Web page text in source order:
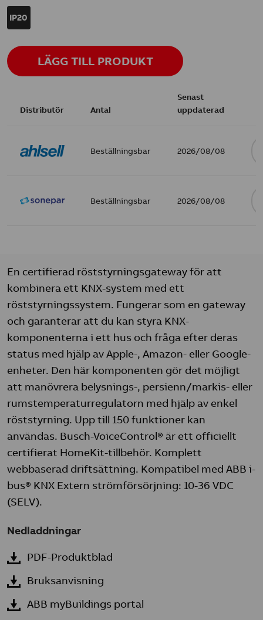
IP20
LÄGG TILL PRODUKT
Distributör Antal
Senast
uppdaterad
Beställningsbar 2026/08/08
Beställningsbar 2026/08/08
En certifierad röststyrningsgateway för att
kombinera ett KNX-system med ett
röststyrningssystem. Fungerar som en gateway
och garanterar att du kan styra KNX-
komponenterna i ett hus och fråga efter deras
status med hjälp av Apple-, Amazon- eller Google-
enheter. Den här komponenten gör det möjligt
att manövrera belysnings-, persienn/markis- eller
rumstemperaturregulatorn med hjälp av enkel
röststyrning. Upp till 150 funktioner kan
användas. Busch-VoiceControl® är ett officiellt
certifierat HomeKit-tillbehör. Komplett
webbaserad driftsättning. Kompatibel med ABB i-
bus® KNX Extern strömförsörjning: 10-36 VDC
(SELV).
Nedladdningar
PDF-Produktblad
Bruksanvisning
ABB myBuildings portal